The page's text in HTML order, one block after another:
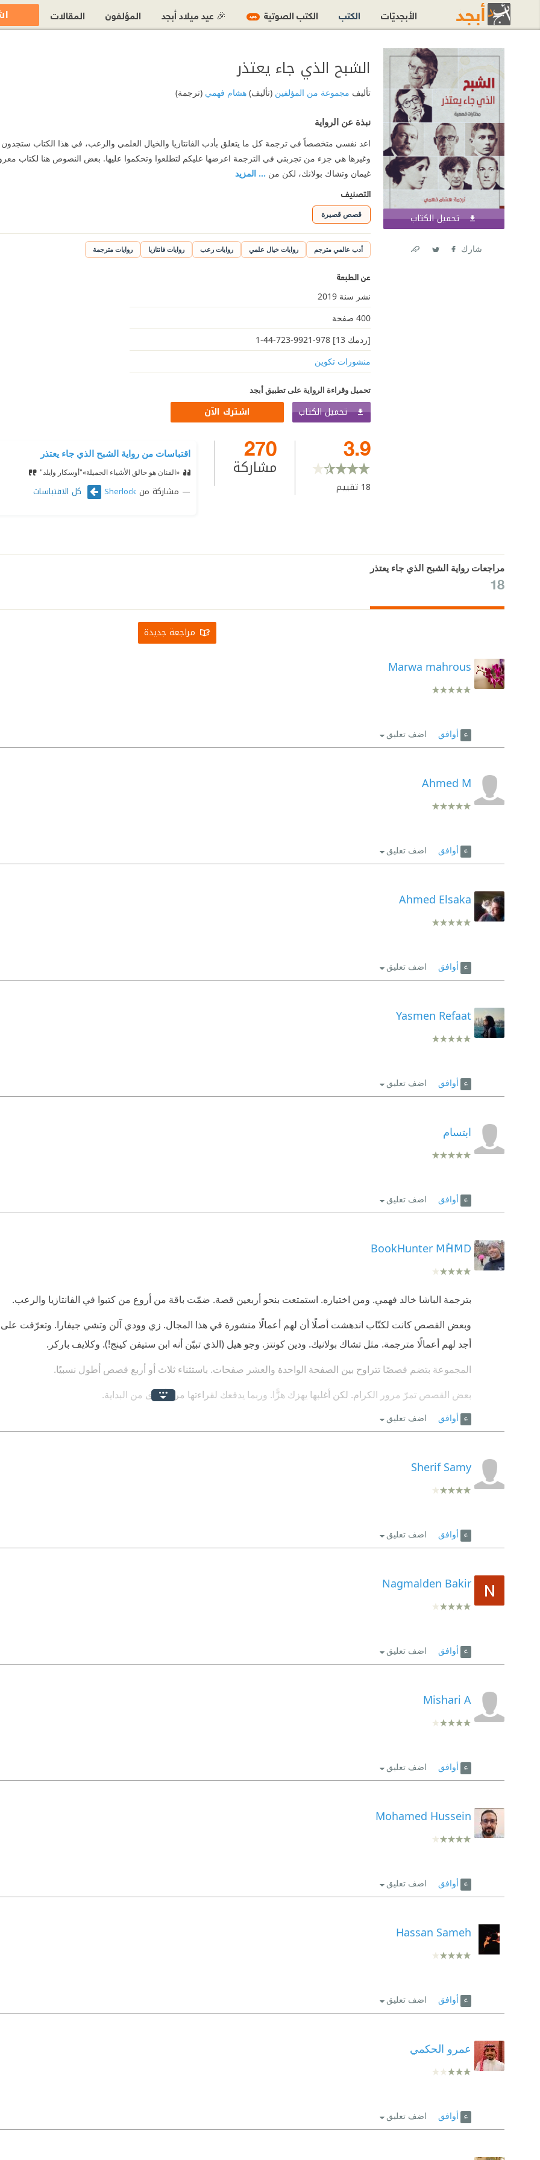
تحميل الكتاب اشترك الآن
شارك
الشبح الذي جاء يعتذر
تأليف مجموعة من المؤلفين(تأليف)هشام فهمي(ترجمة)
نبذة عن الرواية
اعد نفسي متخصصاً في ترجمة كل ما يتعلق بأدب الفانتازيا والخيال العلمي والرعب، في هذا الكتاب ستجدون
وغيرها هي جزء من تجربتي في الترجمة اعرضها عليكم لتطلعوا وتحكموا عليها. بعض النصوص هنا لكتاب
غيمان وتشاك بولانك، لكن من ... المزيد
التصنيف
قصص قصيرة
أدب عالمي مترجم روايات خيال علمي روايات رعب روايات فانتازيا روايات مترجمة
عن الطبعة
نشر سنة 2019
400 صفحة
[ردمك 13] 978-9921-723-44-1
منشورات تكوين
تحميل وقراءة الرواية على تطبيق أبجد
تحميل الكتاب اشترك الآن
3.9
18 تقييم
270
مشاركة
اقتباسات من رواية الشبح الذي جاء يعتذر
«الفنان هو خالق الأشياء الجميلة»"أوسكار وايلد"
مشاركة منSherlock كل الاقتباسات
مراجعات رواية الشبح الذي جاء يعتذر
18
مراجعة جديدة
Marwa mahrous
أوافق اضف تعليق
Ahmed M
أوافق اضف تعليق
Ahmed Elsaka
أوافق اضف تعليق
Yasmen Refaat
أوافق اضف تعليق
ابتسام
أوافق اضف تعليق
BookHunter MُHَMَD
بترجمة الباشا خالد فهمي. ومن اختياره. استمتعت بنحو أربعين قصة. ضمّت باقة من أروع من كتبوا في الفانتازيا والرعب.
وبعض القصص كانت لكتّاب اندهشت أصلًا أن لهم أعمالًا منشورة في هذا المجال. زي وودي آلن وتشي جيفارا. وتعرّفت على
أجد لهم أعمالًا مترجمة. مثل تشاك بولانيك. ودين كونتز. وجو هيل (الذي تبيّن أنه ابن ستيفن كينج!). وكلايف باركر.
المجموعة بتضم قصصًا تتراوح بين الصفحة الواحدة والعشر صفحات. باستثناء ثلاث أو أربع قصص أطول نسبيًا.
بعض القصص تمرّ مرور الكرام. لكن أغلبها يهزك هزًّا. وربما يدفعك لقراءتها مرة أخرى من البداية.
مثلًا. قصة من صفحة واحدة لفرانتس كافكا ما زالت تحيّر النقاد والقراء حتى الآن. وهي "بنات آوى والعرب".
الألف ما هي إلا صوت حوافر الحصان على الأرض: "درجن درجن درجن..." — ومع ذلك. تقرأها منبهرًا. حائرًا. مستخلصًا حكمًا
الصفحات.
ومش عارف أنا بس اللي شفت فيها وجوه التكنولوجيا الكئيبة التلاتة: التحكم. الإغواء. والعنف؟ ولا في ناس تانية شافوا كده
وطبعًا فيه بعض الروائع المتوقعة لستيفن كينج. ولافكرافت. ونيل جايمان. وتشيخوف.
مجموعة "الشبح الذي جاء يعتذر" كانت بالنسبالي عمل ممتع. بيحفزك على القراءة. ويصدمك. ويطلّعك من المود.
أوافق اضف تعليق
Sherif Samy
أوافق اضف تعليق
Nagmalden Bakir
أوافق اضف تعليق
Mishari A
أوافق اضف تعليق
Mohamed Hussein
أوافق اضف تعليق
Hassan Sameh
أوافق اضف تعليق
عمرو الحكمي
أوافق اضف تعليق
الأبجديّات الكتب الكتب الصوتية جديد 🎉 عيد ميلاد أبجد المؤلفون المقالات